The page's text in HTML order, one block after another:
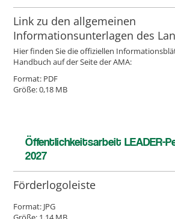
Link zu den allgemeinen
Informationsunterlagen des
Hier finden Sie die offiziellen
Handbuch auf der Seite der AMA:
Format: PDF
Größe: 0,18 MB
Öffentlichkeitsarbeit LEADER-
2027
Förderlogoleiste
Format: JPG